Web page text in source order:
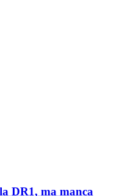
DR1, ma manca